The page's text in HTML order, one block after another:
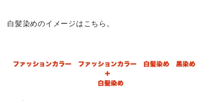
白髪染めのイメージはこちら。